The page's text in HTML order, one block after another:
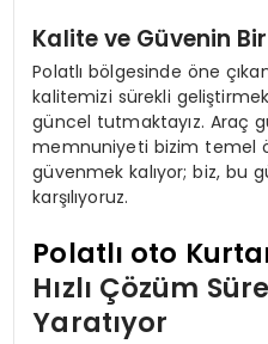
Kalite ve Güvenin
Polatlı bölgesinde öne
kalitemizi sürekli
güncel tutmaktayız. Araç
memnuniyeti bizim temel
güvenmek kalıyor; biz, bu
karşılıyoruz.
Polatlı oto
Hızlı Çözüm
Yaratıyor